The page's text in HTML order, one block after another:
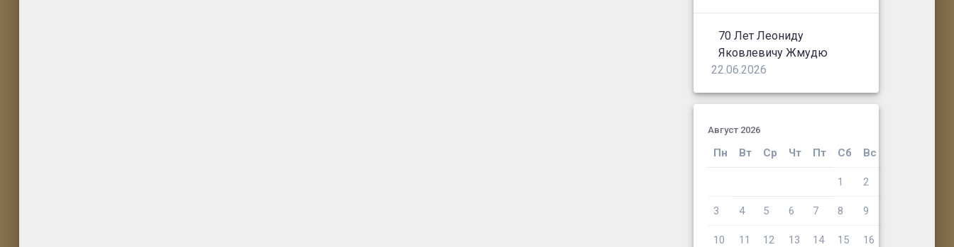
70 Лет Леониду
Яковлевичу Жмудю
22.06.2026
Август 2026
Пн Вт Ср Чт Пт Сб Вс
1 2
3 4 5 6 7 8 9
10 11 12 13 14 15 16